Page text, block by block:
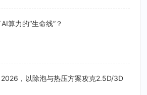
算力的“生命线”？
，以除泡与热压方案攻克2.5D/3D